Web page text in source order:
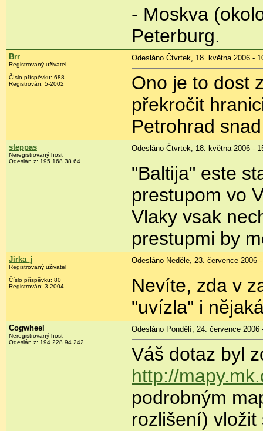
- Moskva
Peterburg.
Brr
Registrovaný uživatel
Číslo příspěvku: 688
Registrován: 5-2002
Odesláno Čtvrtek, 18. května 2006 -
Ono je to dost
překročit
Petrohrad
steppas
Neregistrovaný host
Odeslán z: 195.168.38.64
Odesláno Čtvrtek, 18. května 2006 -
"Baltija" este
prestupom vo
Vlaky vsak
prestupmi by
Jirka_j
Registrovaný uživatel
Číslo příspěvku: 80
Registrován: 3-2004
Odesláno Neděle, 23. července 2006
Nevíte, zda v
"uvízla" i
Cogwheel
Neregistrovaný host
Odeslán z: 194.228.94.242
Odesláno Pondělí, 24. července 2006
Váš dotaz byl
http://
podrobným
rozlišení)